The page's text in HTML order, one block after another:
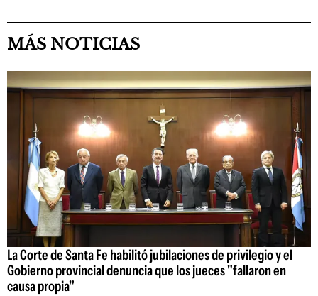
MÁS NOTICIAS
La Corte de Santa Fe habilitó jubilaciones de privilegio y el
Gobierno provincial denuncia que los jueces "fallaron en
causa propia"